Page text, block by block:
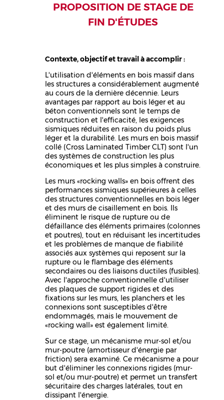
PROPOSITION DE STAGE DE
FIN D'ÉTUDES
Contexte, objectif et travail à accomplir :
L'utilisation d'éléments en bois massif dans
les structures a considérablement augmenté
au cours de la dernière décennie. Leurs
avantages par rapport au bois léger et au
béton conventionnels sont le temps de
construction et l'efficacité, les exigences
sismiques réduites en raison du poids plus
léger et la durabilité. Les murs en bois massif
collé (Cross Laminated Timber CLT) sont l'un
des systèmes de construction les plus
économiques et les plus simples à construire.
Les murs «rocking walls» en bois offrent des
performances sismiques supérieures à celles
des structures conventionnelles en bois léger
et des murs de cisaillement en bois. Ils
éliminent le risque de rupture ou de
défaillance des éléments primaires (colonnes
et poutres), tout en réduisant les incertitudes
et les problèmes de manque de fiabilité
associés aux systèmes qui reposent sur la
rupture ou le flambage des éléments
secondaires ou des liaisons ductiles (fusibles).
Avec l'approche conventionnelle d'utiliser
des plaques de support rigides et des
fixations sur les murs, les planchers et les
connexions sont susceptibles d'être
endommagés, mais le mouvement de
«rocking wall» est également limité.
Sur ce stage, un mécanisme mur-sol et/ou
mur-poutre (amortisseur d'énergie par
friction) sera examiné. Ce mécanisme a pour
but d'éliminer les connexions rigides (mur-
sol et/ou mur-poutre) et permet un transfert
sécuritaire des charges latérales, tout en
dissipant l'énergie.